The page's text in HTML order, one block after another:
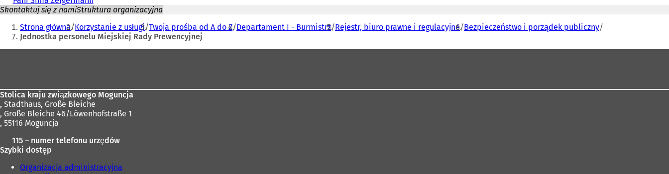
Skontaktuj się z namiStruktura organizacyjna
Jesteś
tutaj:
Strona główna Korzystanie z usługi Twoja prośba od A do Z Departament I - Burmistrz Rejestr, biuro prawne i regulacyjne Bezpieczeństwo i porządek publiczny
Jednostka personelu Miejskiej Rady Prewencyjnej
Stolica kraju związkowego Moguncja
, Stadthaus, Große Bleiche
, Große Bleiche 46/Löwenhofstraße 1
, 55116 Moguncja
115 – numer telefonu urzędów
Szybki dostęp
Organizacja administracyjna